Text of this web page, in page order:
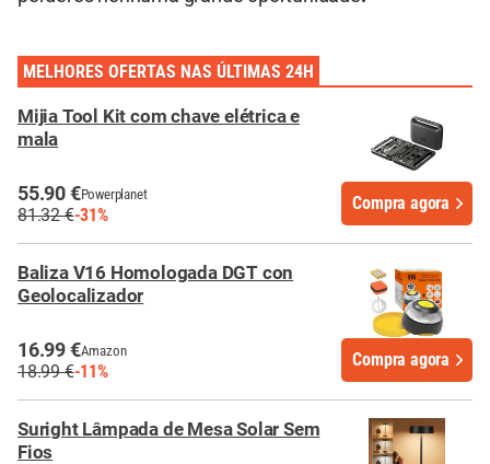
MELHORES OFERTAS NAS ÚLTIMAS 24H
Mijia Tool Kit com chave elétrica e
mala
55.90 €Powerplanet
81.32 €-31%
Compra agora
Baliza V16 Homologada DGT con
Geolocalizador
16.99 €Amazon
18.99 €-11%
Compra agora
Suright Lâmpada de Mesa Solar Sem
Fios